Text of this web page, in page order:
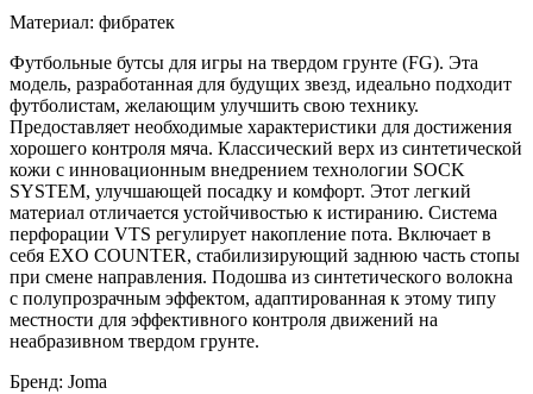
Материал: фибратек
Футбольные бутсы для игры на твердом грунте (FG). Эта
модель, разработанная для будущих звезд, идеально подходит
футболистам, желающим улучшить свою технику.
Предоставляет необходимые характеристики для достижения
хорошего контроля мяча. Классический верх из синтетической
кожи с инновационным внедрением технологии SOCK
SYSTEM, улучшающей посадку и комфорт. Этот легкий
материал отличается устойчивостью к истиранию. Система
перфорации VTS регулирует накопление пота. Включает в
себя EXO COUNTER, стабилизирующий заднюю часть стопы
при смене направления. Подошва из синтетического волокна
с полупрозрачным эффектом, адаптированная к этому типу
местности для эффективного контроля движений на
неабразивном твердом грунте.
Бренд: Joma